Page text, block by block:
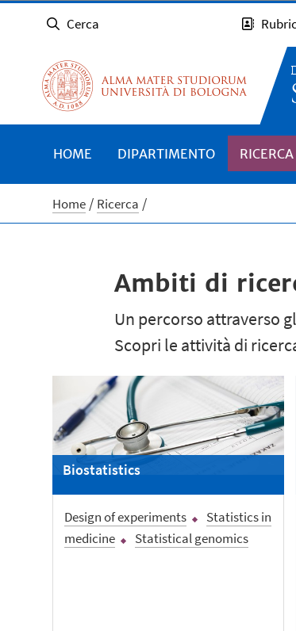
Cerca
HOME DIPARTIMENTO RICERCA
Home Ricerca
Ambiti di
Un percorso attraverso
Scopri le attività di
Biostatistics
Design of experiments
Statistics in
medicine
Statistical genomics